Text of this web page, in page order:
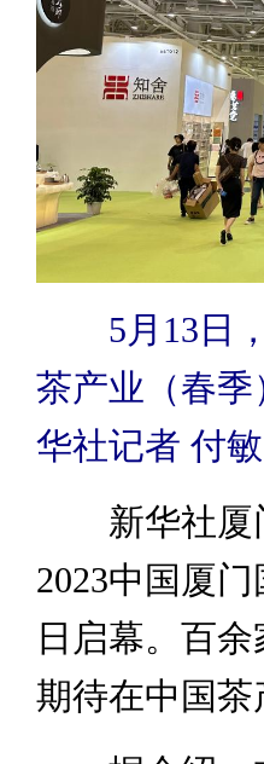
5月13日
茶产业（春
华社记者 付
新华社厦门
2023中国厦
日启幕。百
期待在中国